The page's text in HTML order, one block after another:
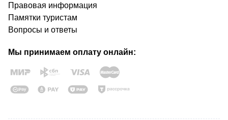
Правовая информация
Памятки туристам
Вопросы и ответы
Мы принимаем оплату онлайн: